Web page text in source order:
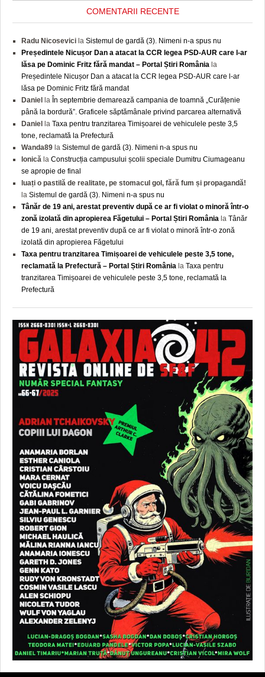
COMENTARII RECENTE
Radu Nicosevici la Sistemul de gardă (3). Nimeni n-a spus nu
Președintele Nicușor Dan a atacat la CCR legea PSD-AUR care l-ar
lăsa pe Dominic Fritz fără mandat – Portal Știri România la
Președintele Nicușor Dan a atacat la CCR legea PSD-AUR care l-ar
lăsa pe Dominic Fritz fără mandat
Daniel
la În septembrie demarează campania de toamnă „Curățenie
până la bordură”. Graficele săptămânale privind parcarea alternativă
Daniel
la Taxa pentru tranzitarea Timișoarei de vehiculele peste 3,5
tone, reclamată la Prefectură
Wanda89 la Sistemul de gardă (3). Nimeni n-a spus nu
Ionică la Construcția campusului școlii speciale Dumitru Ciumageanu
se apropie de final
luați o pastilă de realitate, pe stomacul gol, fără fum și propagandă!
la Sistemul de gardă (3). Nimeni n-a spus nu
Tânăr de 19 ani, arestat preventiv după ce ar fi violat o minoră într-o
zonă izolată din apropierea Făgetului – Portal Știri România la Tânăr
de 19 ani, arestat preventiv după ce ar fi violat o minoră într-o zonă
izolată din apropierea Făgetului
Taxa pentru tranzitarea Timișoarei de vehiculele peste 3,5 tone,
reclamată la Prefectură – Portal Știri România la Taxa pentru
tranzitarea Timișoarei de vehiculele peste 3,5 tone, reclamată la
Prefectură